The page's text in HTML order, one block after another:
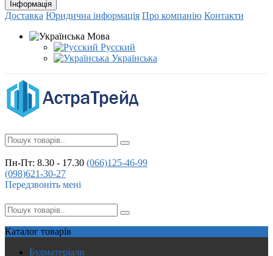
Інформація
Доставка Юридична інформація Про компанію Контакти
Мова
Русский
Українська
Пн-Пт: 8.30 - 17.30 (066)125-46-99
(098)621-30-27
Передзвоніть мені
Каталог товарів
Будматеріали